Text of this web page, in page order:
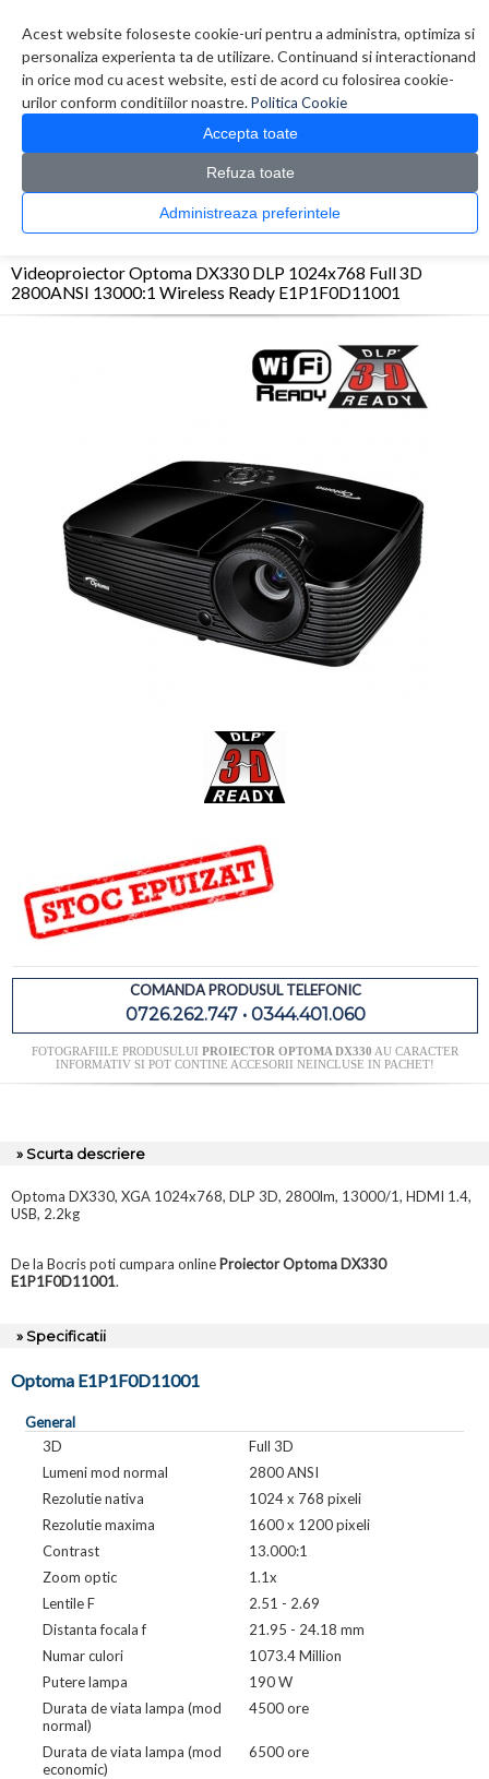
Acest website foloseste cookie-uri pentru a administra, optimiza si
personaliza experienta ta de utilizare. Continuand si interactionand
in orice mod cu acest website, esti de acord cu folosirea cookie-
urilor conform conditiilor noastre.Politica Cookie
Accepta toate
Refuza toate
Administreaza preferintele
0 produs(e)
CATALOG PRODUSE
Multimedia > Videoproiectoare > Videoproiector Optoma DX330 DLP
Videoproiector Optoma DX330 DLP 1024x768 Full 3D
2800ANSI 13000:1 Wireless Ready E1P1F0D11001
COMANDA PRODUSUL TELEFONIC
0726.262.747 • 0344.401.060
FOTOGRAFIILE PRODUSULUI PROIECTOR OPTOMA DX330 AU CARACTER
INFORMATIV SI POT CONTINE ACCESORII NEINCLUSE IN PACHET!
» Scurta descriere
Optoma DX330, XGA 1024x768, DLP 3D, 2800lm, 13000/1, HDMI 1.4,
USB, 2.2kg
De la Bocris poti cumpara online Proiector Optoma DX330
E1P1F0D11001.
» Specificatii
Optoma E1P1F0D11001
General
3D
Full 3D
Lumeni mod normal
2800 ANSI
Rezolutie nativa
1024 x 768 pixeli
Rezolutie maxima
1600 x 1200 pixeli
Contrast
13.000:1
Zoom optic
1.1x
Lentile F
2.51 - 2.69
Distanta focala f
21.95 - 24.18 mm
Numar culori
1073.4 Million
Putere lampa
190 W
Durata de viata lampa (mod
normal)
4500 ore
Durata de viata lampa (mod
economic)
6500 ore